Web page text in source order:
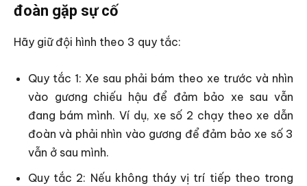
đoàn gặp sự cố
Hãy giữ đội hình theo 3 quy tắc:
Quy tắc 1: Xe sau phải bám theo xe trước và nhìn
vào gương chiếu hậu để đảm bảo xe sau vẫn
đang bám mình. Ví dụ, xe số 2 chạy theo xe dẫn
đoàn và phải nhìn vào gương để đảm bảo xe số 3
vẫn ở sau mình.
Quy tắc 2: Nếu không tháy vị trí tiếp theo trong